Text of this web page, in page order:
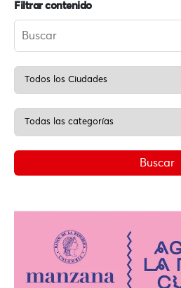
Filtrar contenido